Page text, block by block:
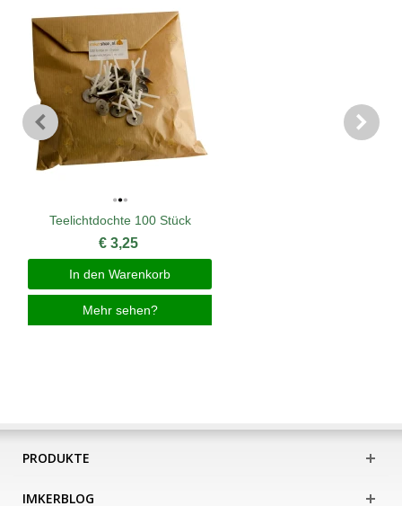
Teelichtdochte 100 Stück
€ 3,25
In den Warenkorb
Mehr sehen?
PRODUKTE
IMKERBLOG